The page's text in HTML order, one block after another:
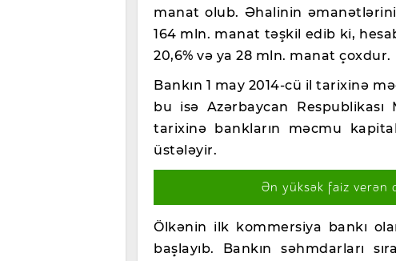
manat olub. Əhalinin
164 mln. manat təşkil edib ki,
20,6% və ya 28 mln. manat çoxdur.
Bankın 1 may 2014-cü il tarixinə
bu isə Azərbaycan Respublikası
tarixinə bankların məcmu
üstələyir.
Ən yüksək faiz verən
Ölkənin ilk kommersiya bankı
başlayıb. Bankın səhmdarları